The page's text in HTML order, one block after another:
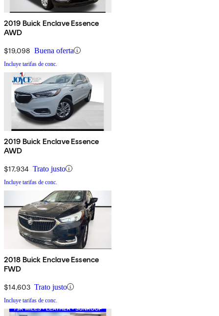
2019 Buick Enclave Essence
AWD
$19,098 Buena oferta
Incluye tarifas de conc.
2019 Buick Enclave Essence
AWD
$17,934 Trato justo
Incluye tarifas de conc.
2018 Buick Enclave Essence
FWD
$14,603 Trato justo
Incluye tarifas de conc.